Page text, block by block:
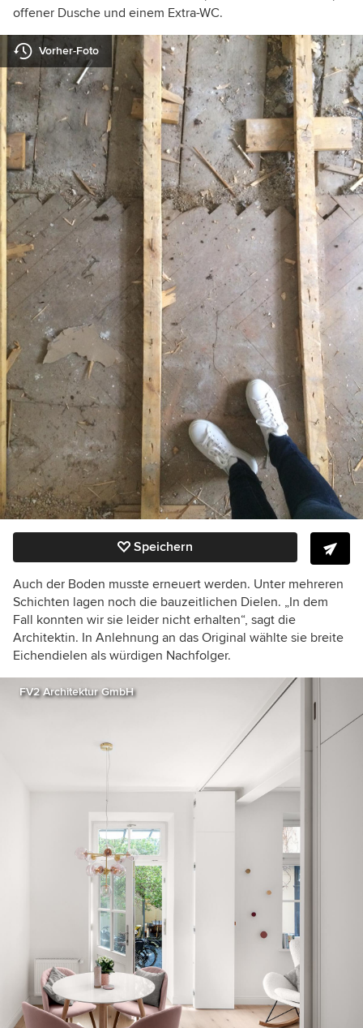
offener Dusche und einem Extra-WC.
Vorher-Foto
Speichern
Auch der Boden musste erneuert werden. Unter mehreren
Schichten lagen noch die bauzeitlichen Dielen. „In dem
Fall konnten wir sie leider nicht erhalten“, sagt die
Architektin. In Anlehnung an das Original wählte sie breite
Eichendielen als würdigen Nachfolger.
FV2 Architektur GmbH